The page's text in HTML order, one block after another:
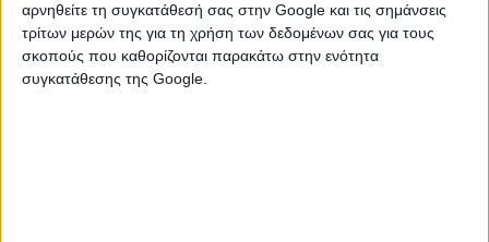
αρνηθείτε τη συγκατάθεσή σας στην Google και τις σημάνσεις
τρίτων μερών της για τη χρήση των δεδομένων σας για τους
σκοπούς που καθορίζονται παρακάτω στην ενότητα
συγκατάθεσης της Google.
ΚΗΠΟΣ & ΒΕΡΑΝΤΑ
Διάφορα Έπιπλα Κήπου & Βεράντας